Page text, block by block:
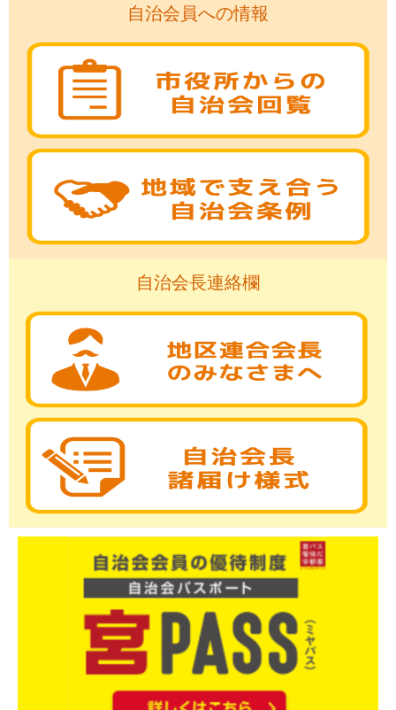
自治会員への情報
自治会長連絡欄